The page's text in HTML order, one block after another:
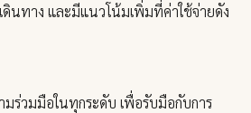
ดินทาง และมีแนวโน้มเพิ่มที่ค่าใช้จ่ายดัง
ร่วมมือในทุกระดับ เพื่อรับมือกับการ